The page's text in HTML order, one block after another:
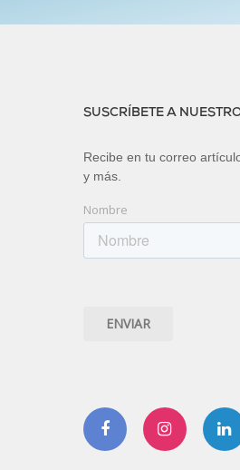
SUSCRÍBETE A
Recibe en tu correo
y más.
Nombre